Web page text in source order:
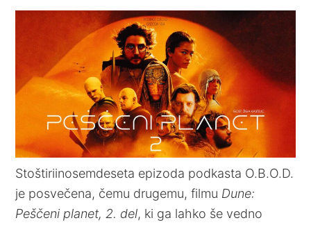
Stoštiriinosemdeseta epizoda podkasta O.B.O.D.
je posvečena, čemu drugemu, filmu Dune:
Peščeni planet, 2. del, ki ga lahko še vedno